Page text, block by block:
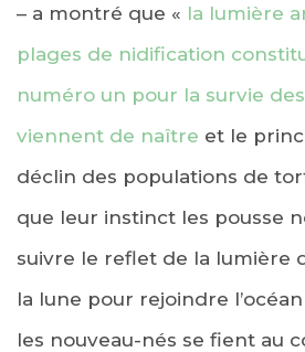
– a montré que « la lumière
plages de nidification
numéro un pour la survie
viennent de naître et le
déclin des populations de
que leur instinct les pousse
suivre le reflet de la lumière
la lune pour rejoindre
les nouveau-nés se fient au